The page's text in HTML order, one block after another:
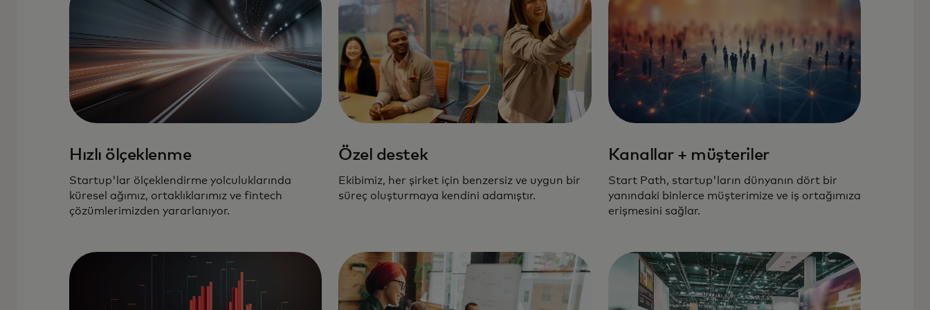
Hızlı ölçeklenme
Startup'lar ölçeklendirme yolculuklarında
küresel ağımız, ortaklıklarımız ve fintech
çözümlerimizden yararlanıyor.
Özel destek
Ekibimiz, her şirket için benzersiz ve uygun bir
süreç oluşturmaya kendini adamıştır.
Kanallar + müşteriler
Start Path, startup'ların dünyanın dört bir
yanındaki binlerce müşterimize ve iş ortağımıza
erişmesini sağlar.